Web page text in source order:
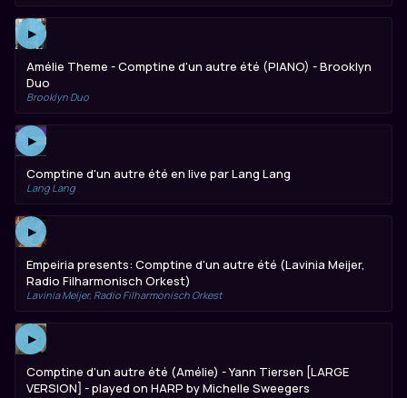
▶
Amélie Theme - Comptine d'un autre été (PIANO) - Brooklyn
Duo
Brooklyn Duo
▶
Comptine d'un autre été en live par Lang Lang
Lang Lang
▶
Empeiria presents: Comptine d'un autre été (Lavinia Meijer,
Radio Filharmonisch Orkest)
Lavinia Meijer, Radio Filharmonisch Orkest
▶
Comptine d'un autre été (Amélie) - Yann Tiersen [LARGE
VERSION] - played on HARP by Michelle Sweegers